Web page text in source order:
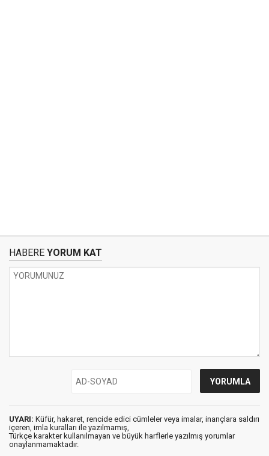
HABERE YORUM KAT
UYARI: Küfür, hakaret, rencide edici cümleler veya imalar, inançlara saldırı
içeren, imla kuralları ile yazılmamış,
Türkçe karakter kullanılmayan ve büyük harflerle yazılmış yorumlar
onaylanmamaktadır.